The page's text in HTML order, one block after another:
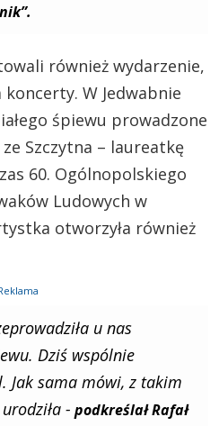
również wydarzenie,
W Jedwabnie
śpiewu prowadzone
Szczytna – laureatkę
60. Ogólnopolskiego
Ludowych w
otworzyła również
u nas
Dziś wspólnie
Jak sama mówi, z takim
- podkreślał Rafał